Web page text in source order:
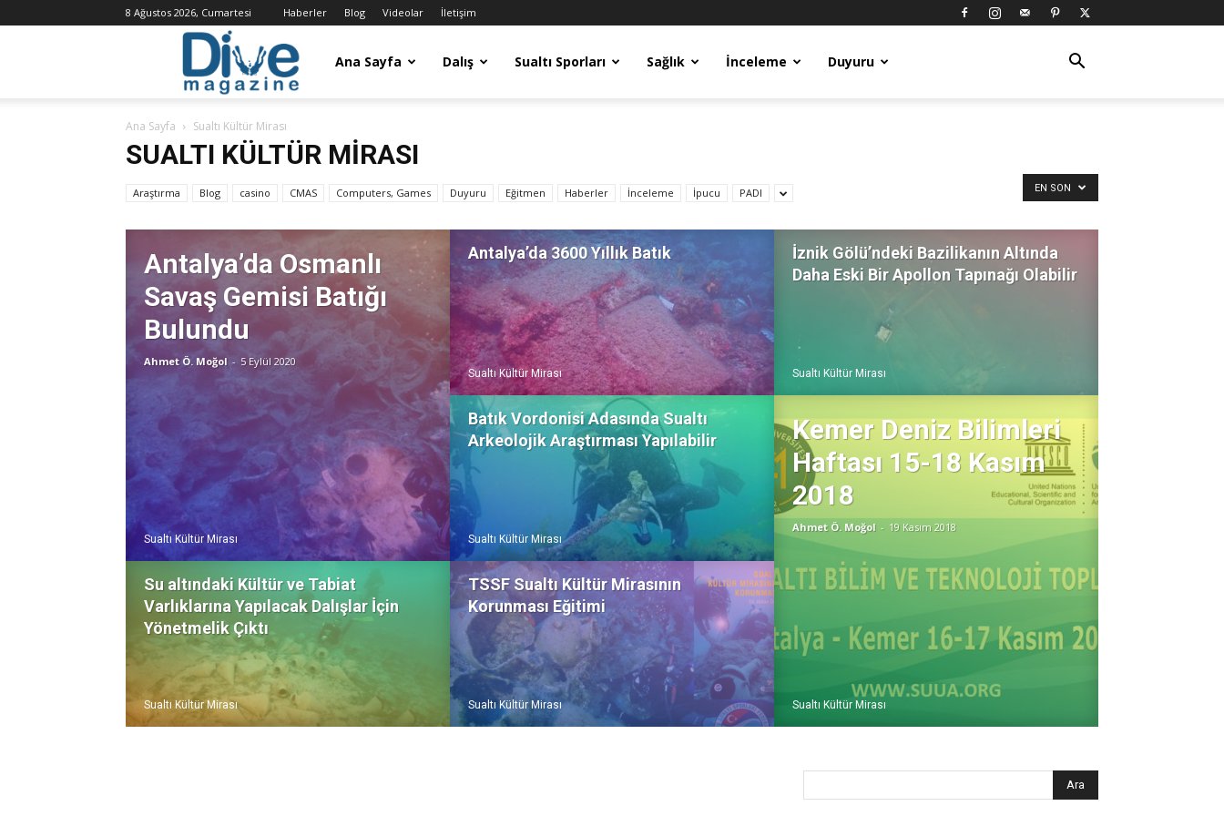
8 Ağustos 2026, Cumartesi Haberler Blog Videolar İletişim
Dalış
Dive
Magazine
Türkiye
Ana Sayfa Dalış Sualtı Sporları Sağlık İnceleme Duyuru
Ana Sayfa Sualtı Kültür Mirası
SUALTI KÜLTÜR MIRASI
Araştırma Blog casino CMAS Computers, Games Duyuru Eğitmen Haberler İnceleme İpucu PADI EN SON
Sualtı Kültür Mirası
Antalya’da Osmanlı
Savaş Gemisi Batığı
Bulundu
Ahmet Ö. Moğol - 5 Eylül 2020
Sualtı Kültür Mirası
Su altındaki Kültür ve Tabiat
Varlıklarına Yapılacak Dalışlar İçin
Yönetmelik Çıktı
Sualtı Kültür Mirası
Antalya’da 3600 Yıllık Batık
Sualtı Kültür Mirası
Batık Vordonisi Adasında Sualtı
Arkeolojik Araştırması Yapılabilir
Sualtı Kültür Mirası
TSSF Sualtı Kültür Mirasının
Korunması Eğitimi
Sualtı Kültür Mirası
İznik Gölü’ndeki Bazilikanın Altında
Daha Eski Bir Apollon Tapınağı Olabilir
Sualtı Kültür Mirası
Kemer Deniz Bilimleri
Haftası 15-18 Kasım
2018
Ahmet Ö. Moğol - 19 Kasım 2018